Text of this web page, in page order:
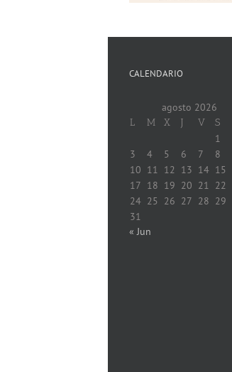
CALENDARIO
agosto 2026
L M X J V S
1
3
4 5 6 7 8
10 11 12 13 14 15
17 18 19 20 21 22
24 25 26 27 28 29
31
« Jun